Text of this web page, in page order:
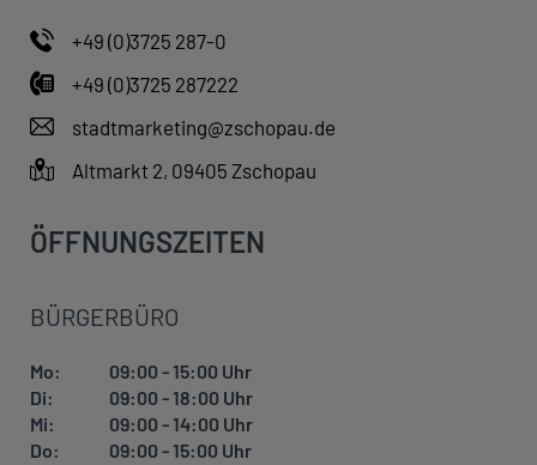
+49 (0)3725 287-0
+49 (0)3725 287222
stadtmarketing@zschopau.de
Altmarkt 2, 09405 Zschopau
ÖFFNUNGSZEITEN
BÜRGERBÜRO
Mo:
09:00 - 15:00 Uhr
Di:
09:00 - 18:00 Uhr
Mi:
09:00 - 14:00 Uhr
Do:
09:00 - 15:00 Uhr